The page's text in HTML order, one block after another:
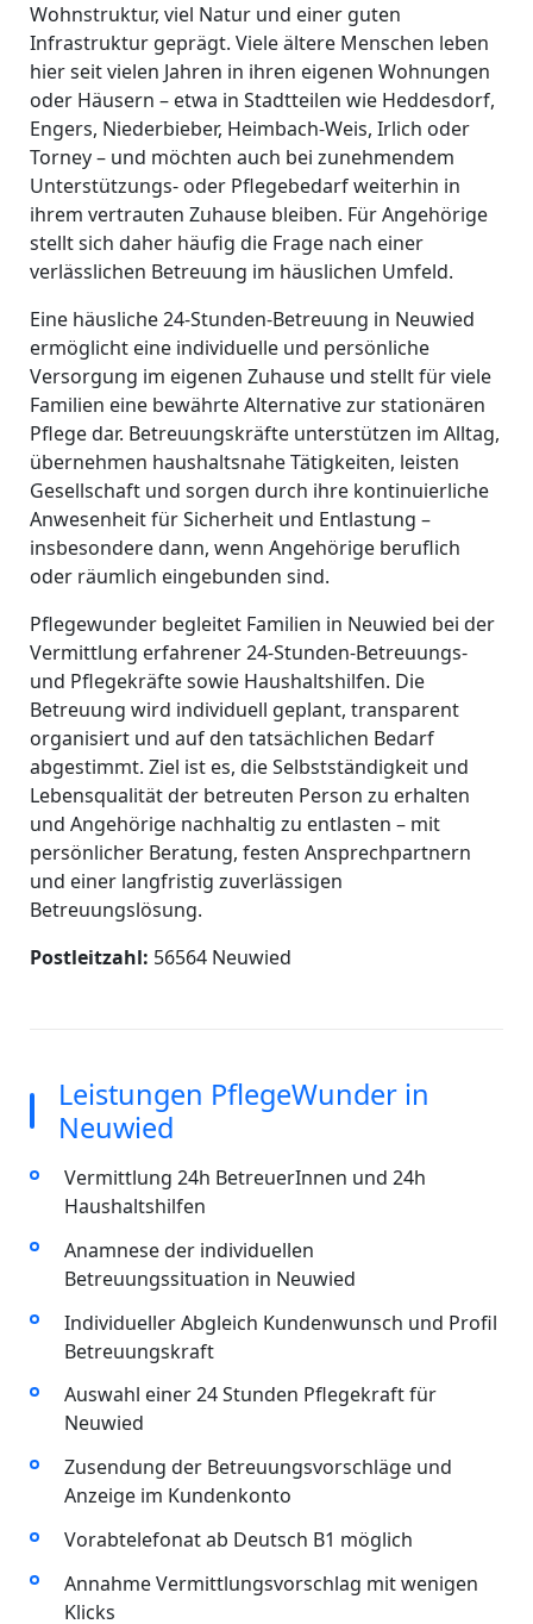
Wohnstruktur, viel Natur und einer guten
Infrastruktur geprägt. Viele ältere Menschen leben
hier seit vielen Jahren in ihren eigenen Wohnungen
oder Häusern – etwa in Stadtteilen wie Heddesdorf,
Engers, Niederbieber, Heimbach-Weis, Irlich oder
Torney – und möchten auch bei zunehmendem
Unterstützungs- oder Pflegebedarf weiterhin in
ihrem vertrauten Zuhause bleiben. Für Angehörige
stellt sich daher häufig die Frage nach einer
verlässlichen Betreuung im häuslichen Umfeld.
Eine häusliche 24-Stunden-Betreuung in Neuwied
ermöglicht eine individuelle und persönliche
Versorgung im eigenen Zuhause und stellt für viele
Familien eine bewährte Alternative zur stationären
Pflege dar. Betreuungskräfte unterstützen im Alltag,
übernehmen haushaltsnahe Tätigkeiten, leisten
Gesellschaft und sorgen durch ihre kontinuierliche
Anwesenheit für Sicherheit und Entlastung –
insbesondere dann, wenn Angehörige beruflich
oder räumlich eingebunden sind.
Pflegewunder begleitet Familien in Neuwied bei der
Vermittlung erfahrener 24-Stunden-Betreuungs-
und Pflegekräfte sowie Haushaltshilfen. Die
Betreuung wird individuell geplant, transparent
organisiert und auf den tatsächlichen Bedarf
abgestimmt. Ziel ist es, die Selbstständigkeit und
Lebensqualität der betreuten Person zu erhalten
und Angehörige nachhaltig zu entlasten – mit
persönlicher Beratung, festen Ansprechpartnern
und einer langfristig zuverlässigen
Betreuungslösung.
Postleitzahl: 56564 Neuwied
Leistungen PflegeWunder in
Neuwied
Vermittlung 24h BetreuerInnen und 24h
Haushaltshilfen
Anamnese der individuellen
Betreuungssituation in Neuwied
Individueller Abgleich Kundenwunsch und Profil
Betreuungskraft
Auswahl einer 24 Stunden Pflegekraft für
Neuwied
Zusendung der Betreuungsvorschläge und
Anzeige im Kundenkonto
Vorabtelefonat ab Deutsch B1 möglich
Annahme Vermittlungsvorschlag mit wenigen
Klicks